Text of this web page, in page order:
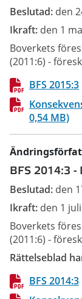
Beslutad: den
Ikraft: den 1
Boverkets
(2011:6) -
BFS 2015:3
0,54 MB)
BFS 2014:3 -
Beslutad: den
Ikraft: den 1
Boverkets
(2011:6) -
Rättelseblad
BFS 2014:3